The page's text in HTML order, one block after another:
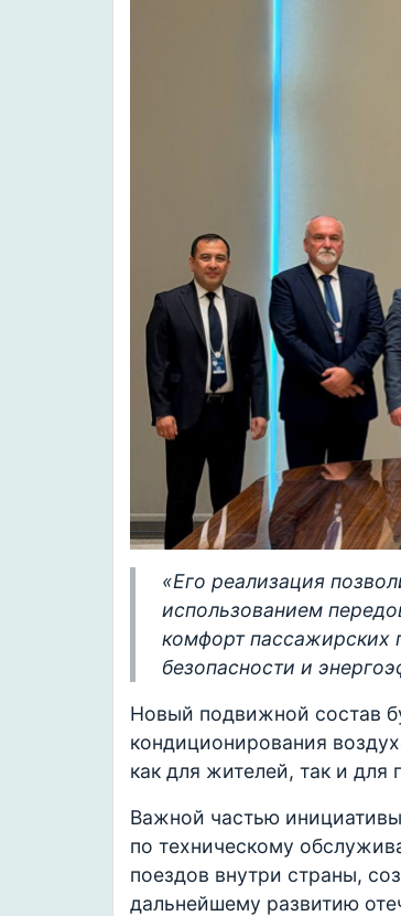
«Его реализация
использованием
комфорт пассажирских
безопасности и
Новый подвижной состав
кондиционирования
как для жителей, так и для
Важной частью
по техническому
поездов внутри страны,
дальнейшему развитию